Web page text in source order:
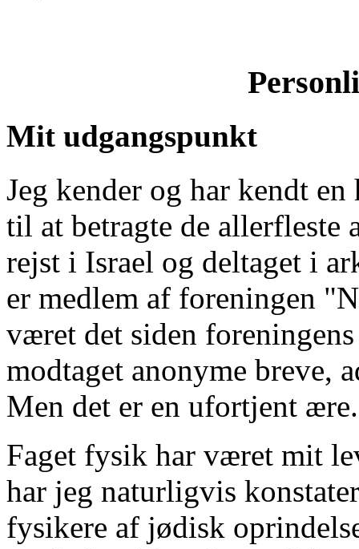
Mit udgangspunkt
Jeg kender og har kendt
til at betragte de allerfleste
rejst i Israel og deltaget i
er medlem af foreningen
været det siden
modtaget anonyme breve,
Men det er en ufortjent ære.
Faget fysik har været mit
har jeg naturligvis
fysikere af jødisk